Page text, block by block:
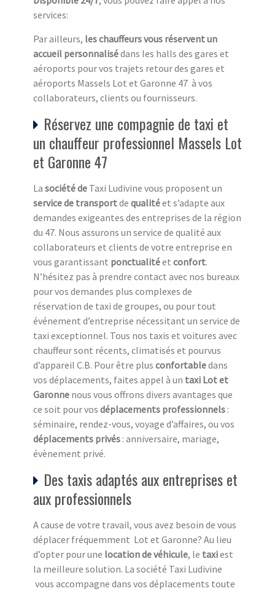
services:
Par ailleurs, les chauffeurs vous réservent un
accueil personnalisédans les halls des gares et
aéroports pour vos trajets retour des gares et
aéroports Massels Lot et Garonne 47 à vos
collaborateurs, clients ou fournisseurs.
Réservez une compagnie de taxi et
un chauffeur professionnel Massels Lot
et Garonne 47
La société de Taxi Ludivine vous proposent un
service de transportde qualitéet s’adapte aux
demandes exigeantes des entreprises de la région
du 47. Nous assurons un service de qualité aux
collaborateurs et clients de votre entreprise en
vous garantissant ponctualitéet confort.
N’hésitez pas à prendre contact avec nos bureaux
pour vos demandes plus complexes de
réservation de taxi de groupes, ou pour tout
événement d’entreprise nécessitant un service de
taxi exceptionnel. Tous nos taxis et voitures avec
chauffeur sont récents, climatisés et pourvus
d’appareil C.B. Pour être plus confortabledans
vos déplacements, faites appel à un taxi Lot et
Garonne nous vous offrons divers avantages que
ce soit pour vos déplacements professionnels :
séminaire, rendez-vous, voyage d’affaires, ou vos
déplacements privés : anniversaire, mariage,
évènement privé.
Des taxis adaptés aux entreprises et
aux professionnels
A cause de votre travail, vous avez besoin de vous
déplacer fréquemment Lot et Garonne? Au lieu
d’opter pour une location de véhicule, le taxiest
la meilleure solution. La société Taxi Ludivine
vous accompagne dans vos déplacements toute